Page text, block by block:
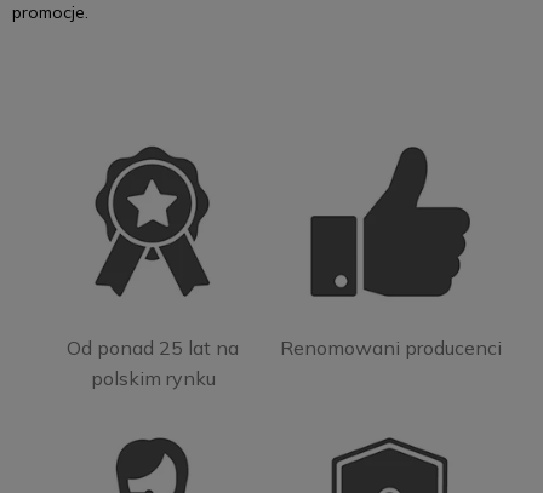
promocje.
Od ponad 25 lat na
polskim rynku
Renomowani producenci